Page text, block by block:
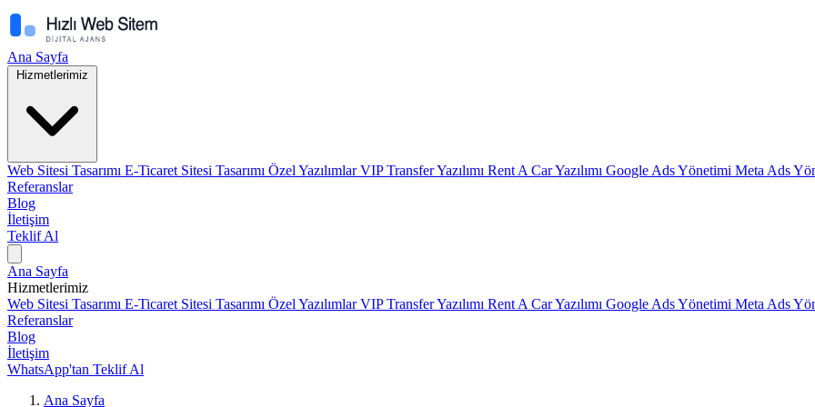
Ana Sayfa
Hizmetlerimiz
Web Sitesi Tasarımı E-Ticaret Sitesi Tasarımı Özel YazılımlarVIP Transfer Yazılımı Rent A Car Yazılımı Google Ads Yönetimi Meta Ads
Referanslar
Blog
İletişim
Teklif Al
Ana Sayfa
Hizmetlerimiz
Web Sitesi Tasarımı E-Ticaret Sitesi Tasarımı Özel YazılımlarVIP Transfer Yazılımı Rent A Car Yazılımı Google Ads Yönetimi Meta Ads
Referanslar
Blog
İletişim
WhatsApp'tan Teklif Al
Ana Sayfa